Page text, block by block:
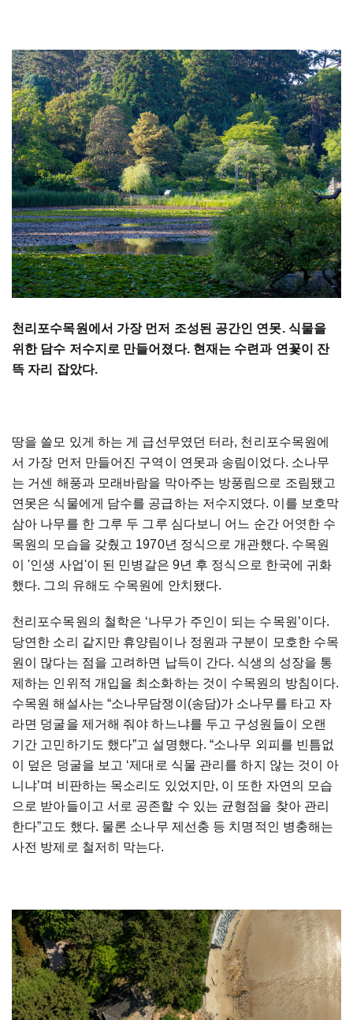
천리포수목원에서 가장 먼저 조성된 공간인 연못. 식물을
위한 담수 저수지로 만들어졌다. 현재는 수련과 연꽃이 잔
뜩 자리 잡았다.
땅을 쓸모 있게 하는 게 급선무였던 터라, 천리포수목원에
서 가장 먼저 만들어진 구역이 연못과 송림이었다. 소나무
는 거센 해풍과 모래바람을 막아주는 방풍림으로 조림됐고
연못은 식물에게 담수를 공급하는 저수지였다. 이를 보호막
삼아 나무를 한 그루 두 그루 심다보니 어느 순간 어엿한 수
목원의 모습을 갖췄고 1970년 정식으로 개관했다. 수목원
이 '인생 사업'이 된 민병갈은 9년 후 정식으로 한국에 귀화
했다. 그의 유해도 수목원에 안치됐다.
천리포수목원의 철학은 ‘나무가 주인이 되는 수목원’이다.
당연한 소리 같지만 휴양림이나 정원과 구분이 모호한 수목
원이 많다는 점을 고려하면 납득이 간다. 식생의 성장을 통
제하는 인위적 개입을 최소화하는 것이 수목원의 방침이다.
수목원 해설사는 “소나무담쟁이(송담)가 소나무를 타고 자
라면 덩굴을 제거해 줘야 하느냐를 두고 구성원들이 오랜
기간 고민하기도 했다”고 설명했다. “소나무 외피를 빈틈없
이 덮은 덩굴을 보고 ‘제대로 식물 관리를 하지 않는 것이 아
니냐’며 비판하는 목소리도 있었지만, 이 또한 자연의 모습
으로 받아들이고 서로 공존할 수 있는 균형점을 찾아 관리
한다”고도 했다. 물론 소나무 제선충 등 치명적인 병충해는
사전 방제로 철저히 막는다.